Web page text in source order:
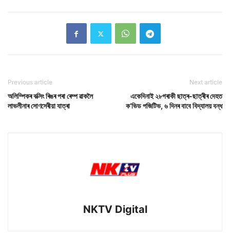
Previous article
অলিম্পিকৰ বক্সিং ৰিঙৰ পৰা ৰেম্প ৱাকলৈ
লাভলীনাৰ সোণসেৰীয়া যাত্ৰা
Next article
একেদিনাই ২৮গৰাকী ছাত্ৰ-ছাত্ৰীৰ দেহত
ক’ভিড পজিটিভ, ৬ দিনৰ বাবে বিদ্যালয় বন্ধ
NKTV Digital